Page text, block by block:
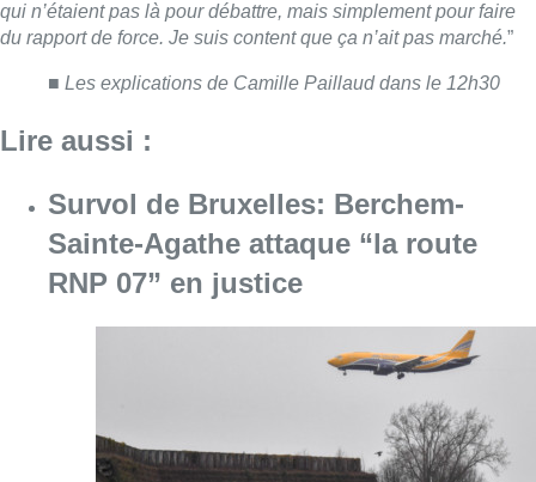
qui n’étaient pas là pour débattre, mais simplement pour faire
du rapport de force. Je suis content que ça n’ait pas marché.”
■ Les explications de Camille Paillaud dans le 12h30
Lire aussi :
Survol de Bruxelles: Berchem-
Sainte-Agathe attaque “la route
RNP 07” en justice